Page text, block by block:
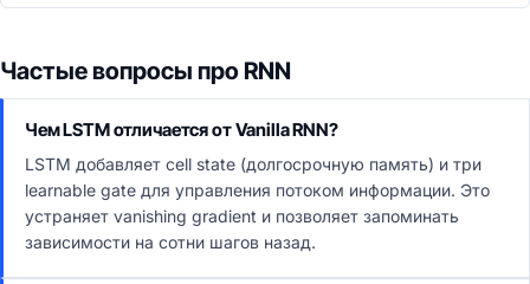
Частые вопросы про RNN
Чем LSTM отличается от Vanilla RNN?
LSTM добавляет cell state (долгосрочную память) и три
learnable gate для управления потоком информации. Это
устраняет vanishing gradient и позволяет запоминать
зависимости на сотни шагов назад.